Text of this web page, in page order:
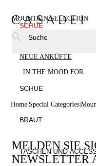
SCHUE
NEUE ANKÜFTE
SCHUE
BRAUT
TASCHEN UND
Suche
MOUNTAIN SELECTION
Casadei® - Shop your luxury
IN THE MOOD FOR
Home Special Categories
MELDEN SIE
NEWSLETTER